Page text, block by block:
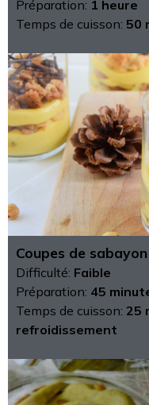
Préparation: 1 heure
Temps de cuisson: 50
Coupes de
Difficulté: Faible
Préparation: 45
Temps de cuisson: 25
refroidissement